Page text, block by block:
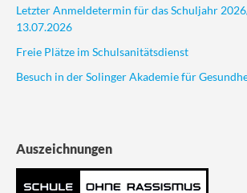
Letzter Anmeldetermin für das Schuljahr
13.07.2026
Freie Plätze im Schulsanitätsdienst
Besuch in der Solinger Akademie für
Auszeichnungen